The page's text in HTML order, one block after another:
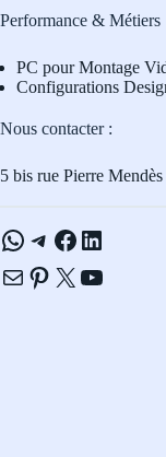
Performance & Métiers
PC pour Montage
Configurations
Nous contacter :
5 bis rue Pierre
WhatsApp
Telegram
Facebook
LinkedIn
E-mailPinterest
X YouTube